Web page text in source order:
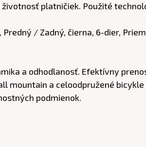
platničiek. Použité
Predný / Zadný, čierna, 6-dier,
a odhodlanosť. Efektívny
mountain a celoodpružené
podmienok.